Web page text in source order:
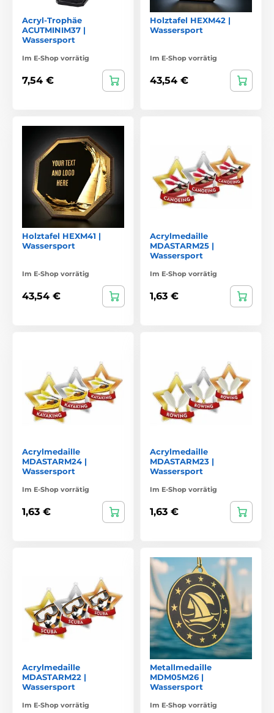
Acryl-Trophäe
ACUTMINIM37 |
Wassersport
Im E-Shop vorrätig
7,54 €
Holztafel HEXM42 |
Wassersport
Im E-Shop vorrätig
43,54 €
Holztafel HEXM41 |
Wassersport
Im E-Shop vorrätig
43,54 €
Acrylmedaille
MDASTARM25 |
Wassersport
Im E-Shop vorrätig
1,63 €
Acrylmedaille
MDASTARM24 |
Wassersport
Im E-Shop vorrätig
1,63 €
Acrylmedaille
MDASTARM23 |
Wassersport
Im E-Shop vorrätig
1,63 €
Acrylmedaille
MDASTARM22 |
Wassersport
Im E-Shop vorrätig
Metallmedaille
MDM05M26 |
Wassersport
Im E-Shop vorrätig